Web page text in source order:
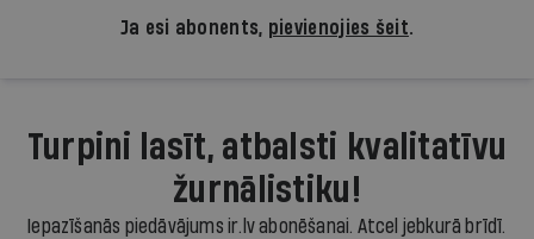
Ja esi abonents, pievienojies šeit.
Turpini lasīt, atbalsti kvalitatīvu
žurnālistiku!
Iepazīšanās piedāvājums ir.lv abonēšanai. Atcel jebkurā brīdī.